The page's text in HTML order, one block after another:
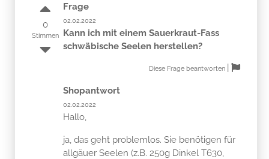
0
Stimmen
Frage
02.02.2022
Kann ich mit einem Sauerkraut-Fass
schwäbische Seelen herstellen?
Diese Frage beantworten
Shopantwort
02.02.2022
Hallo,
ja, das geht problemlos. Sie benötigen für
allgäuer Seelen (z.B. 250g Dinkel T630,